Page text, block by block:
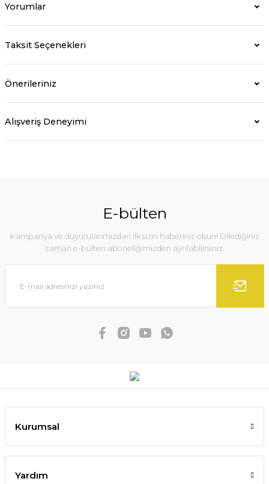
Yorumlar
Taksit Seçenekleri
Önerileriniz
Alışveriş Deneyimi
E-bülten
Kampanya ve duyurularımızdan ilk sizin haberiniz olsun! Dilediğiniz
zaman e-bülten aboneliğimizden ayrılabilirsiniz.
Kurumsal
Yardım